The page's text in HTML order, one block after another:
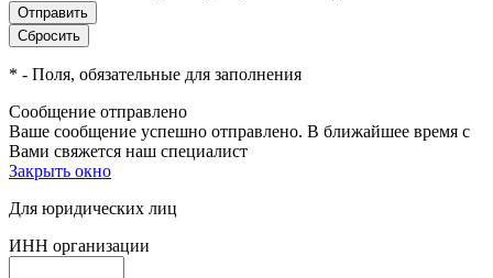
* - Поля, обязательные для заполнения
Сообщение отправлено
Ваше сообщение успешно отправлено. В ближайшее время с
Вами свяжется наш специалист
Закрыть окно
Для юридических лиц
ИНН организации